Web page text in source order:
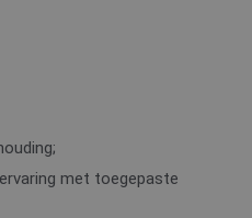
met toegepaste